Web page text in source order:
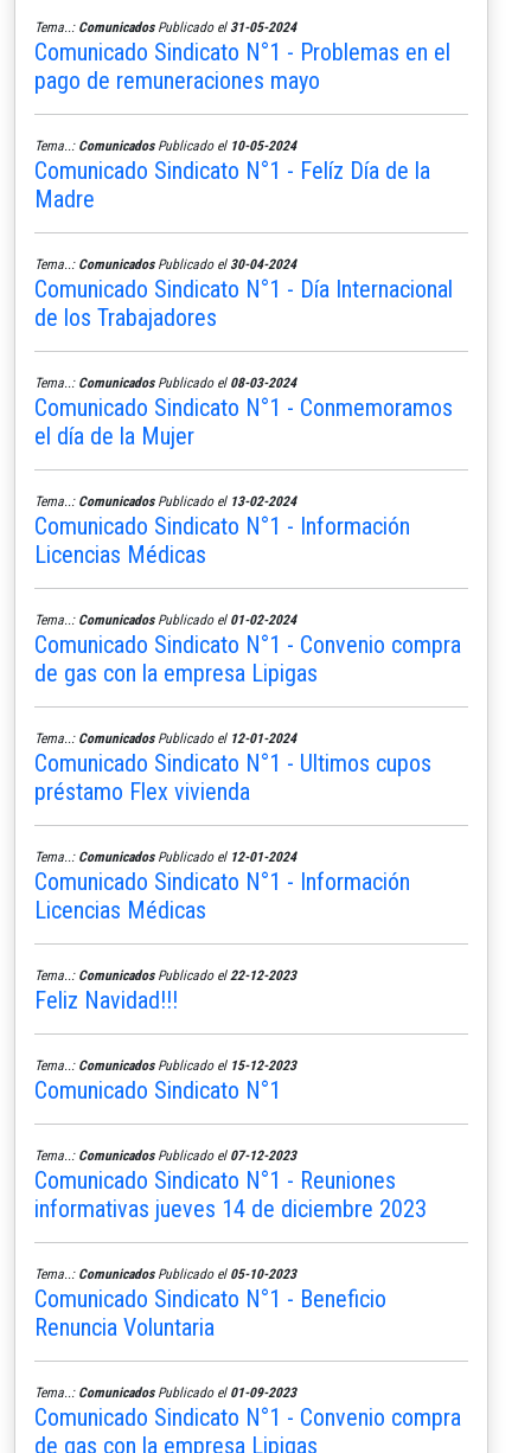
Tema..: ComunicadosPublicado el 31-05-2024
Comunicado Sindicato N°1 - Problemas en el
pago de remuneraciones mayo
Tema..: ComunicadosPublicado el 10-05-2024
Comunicado Sindicato N°1 - Felíz Día de la
Madre
Tema..: ComunicadosPublicado el 30-04-2024
Comunicado Sindicato N°1 - Día Internacional
de los Trabajadores
Tema..: ComunicadosPublicado el 08-03-2024
Comunicado Sindicato N°1 - Conmemoramos
el día de la Mujer
Tema..: ComunicadosPublicado el 13-02-2024
Comunicado Sindicato N°1 - Información
Licencias Médicas
Tema..: ComunicadosPublicado el 01-02-2024
Comunicado Sindicato N°1 - Convenio compra
de gas con la empresa Lipigas
Tema..: ComunicadosPublicado el 12-01-2024
Comunicado Sindicato N°1 - Ultimos cupos
préstamo Flex vivienda
Tema..: ComunicadosPublicado el 12-01-2024
Comunicado Sindicato N°1 - Información
Licencias Médicas
Tema..: ComunicadosPublicado el 22-12-2023
Feliz Navidad!!!
Tema..: ComunicadosPublicado el 15-12-2023
Comunicado Sindicato N°1
Tema..: ComunicadosPublicado el 07-12-2023
Comunicado Sindicato N°1 - Reuniones
informativas jueves 14 de diciembre 2023
Tema..: ComunicadosPublicado el 05-10-2023
Comunicado Sindicato N°1 - Beneficio
Renuncia Voluntaria
Tema..: ComunicadosPublicado el 01-09-2023
Comunicado Sindicato N°1 - Convenio compra
de gas con la empresa Lipigas